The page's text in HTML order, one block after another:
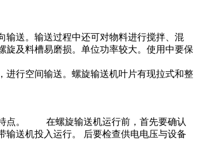
输送。输送过程中还可对物料进行搅拌、混
及料槽易磨损。单位功率较大。使用中要保
进行空间输送。螺旋输送机叶片有现拉式和整
特点。 在螺旋输送机运行前，首先要确认
送机投入运行。 后要检查供电电压与设备